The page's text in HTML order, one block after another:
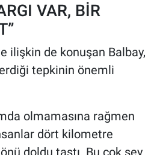
VAR, BİR
ilişkin de konuşan Balbay,
tepkinin önemli
olmamasına rağmen
dört kilometre